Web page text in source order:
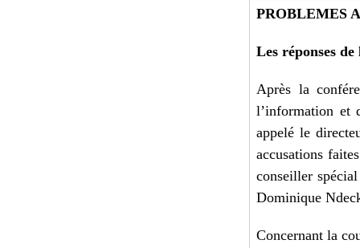
PROBLEMES
Les réponses
Après la
l’information et
appelé le
accusations
conseiller
Dominique
Concernant la